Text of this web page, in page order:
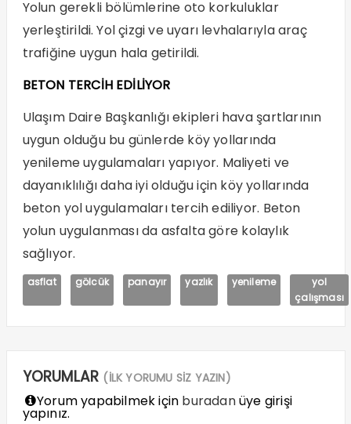
Yolun gerekli bölümlerine oto korkuluklar
yerleştirildi. Yol çizgi ve uyarı levhalarıyla araç
trafiğine uygun hala getirildi.
BETON TERCİH EDİLİYOR
Ulaşım Daire Başkanlığı ekipleri hava şartlarının
uygun olduğu bu günlerde köy yollarında
yenileme uygulamaları yapıyor. Maliyeti ve
dayanıklılığı daha iyi olduğu için köy yollarında
beton yol uygulamaları tercih ediliyor. Beton
yolun uygulanması da asfalta göre kolaylık
sağlıyor.
asflat gölcük panayır yazlık yenileme
yol
çalışması
YORUMLAR (İLK YORUMU SİZ YAZIN)
Yorum yapabilmek için buradanüye girişi
yapınız.